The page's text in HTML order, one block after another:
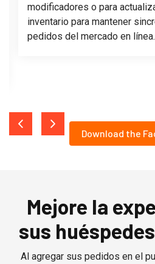
modificadores o para
inventario para mantener
pedidos del mercado en línea.
Download the
Mejore la
sus
Al agregar sus pedidos en el